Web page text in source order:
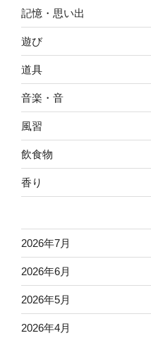
記憶・思い出
遊び
道具
音楽・音
風習
飲食物
香り
2026年7月
2026年6月
2026年5月
2026年4月